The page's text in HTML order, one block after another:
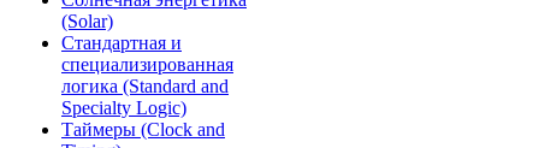
(Solar)
Стандартная и
специализированная
логика (Standard and
Specialty Logic)
Таймеры (Clock and